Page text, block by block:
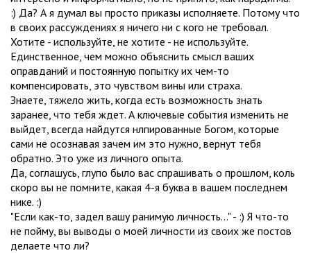
:) Да? А я думал вы просто приказы исполняете. Потому что
в своих рассуждениях я ничего ни с кого не требовал.
Хотите - используйте, не хотите - не используйте.
Единственное, чем можно объяснить смысл ваших
оправданий и постоянную попытку их чем-то
компенсировать, это чувством вины или страха.
Знаете, тяжело жить, когда есть возможность знать
заранее, что тебя ждет. А ключевые события изменить не
выйдет, всегда найдутся нлпированные Богом, которые
сами не осознавая зачем им это нужно, вернут тебя
обратно. Это уже из личного опыта.
Да, соглашусь, глупо было вас спрашивать о прошлом, коль
скоро вы не помните, какая 4-я буква в вашем последнем
нике. :)
"Если как-то, задел вашу ранимую личность..." - :) Я что-то
не пойму, вы выводы о моей личности из своих же постов
делаете что ли?